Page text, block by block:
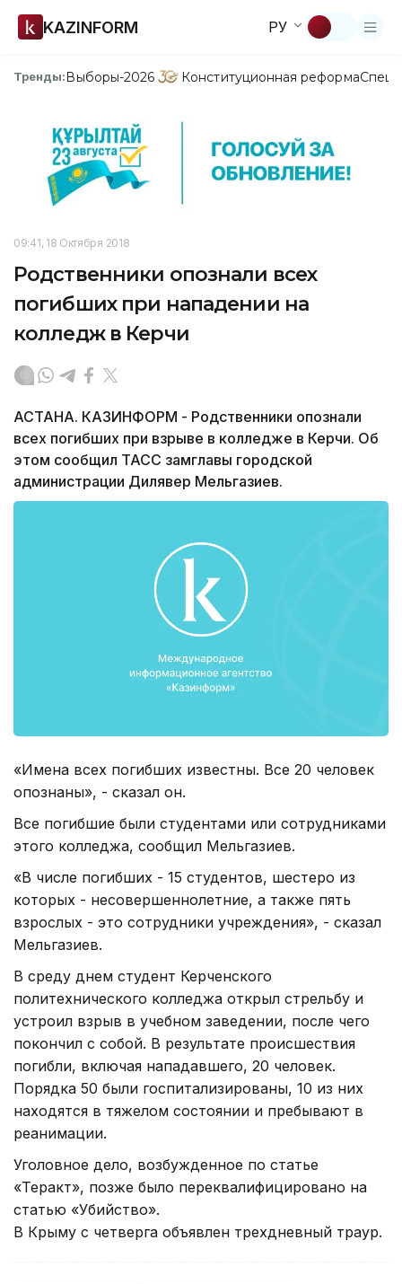
KAZINFORM РУ
Тренды:Выборы-2026 Конституционная реформа
09:41, 18 Октября 2018
Родственники опознали всех
погибших при нападении на
колледж в Керчи
АСТАНА. КАЗИНФОРМ ­- Родственники опознали
всех погибших при взрыве в колледже в Керчи. Об
этом сообщил ТАСС замглавы городской
администрации Дилявер Мельгазиев.
«Имена всех погибших известны. Все 20 человек
опознаны», - сказал он.
Все погибшие были студентами или сотрудниками
этого колледжа, сообщил Мельгазиев.
«В числе погибших - 15 студентов, шестеро из
которых - несовершеннолетние, а также пять
взрослых - это сотрудники учреждения», - сказал
Мельгазиев.
В среду днем студент Керченского
политехнического колледжа открыл стрельбу и
устроил взрыв в учебном заведении, после чего
покончил с собой. В результате происшествия
погибли, включая нападавшего, 20 человек.
Порядка 50 были госпитализированы, 10 из них
находятся в тяжелом состоянии и пребывают в
реанимации.
Уголовное дело, возбужденное по статье
«Теракт», позже было переквалифицировано на
статью «Убийство».
В Крыму с четверга объявлен трехдневный траур.